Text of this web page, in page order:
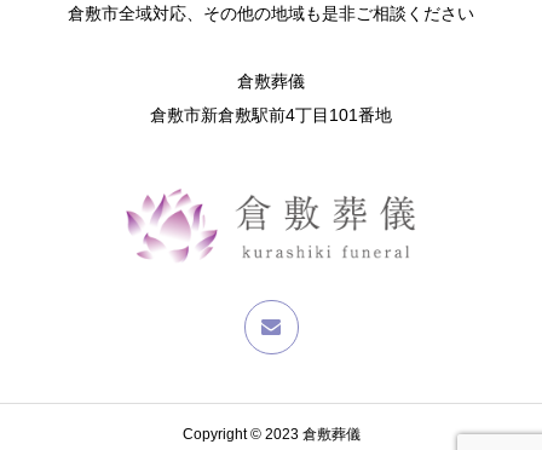
倉敷市全域対応、その他の地域も是非ご相談ください
倉敷葬儀
倉敷市新倉敷駅前4丁目101番地
Copyright © 2023 倉敷葬儀